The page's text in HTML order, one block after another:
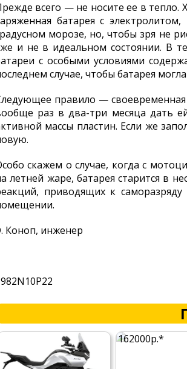
всего — не носите ее в
батарея с
морозе, но, чтобы зря не
и не в идеальном состоянии. В
с особыми условиями
случае, чтобы батарея
правило — своевременная
раз в два-три месяца дать
массы пластин. Если же
скажем о случае, когда с
летней жаре, батарея старится в
приводящих к
Коноп, инженер
162000р.*